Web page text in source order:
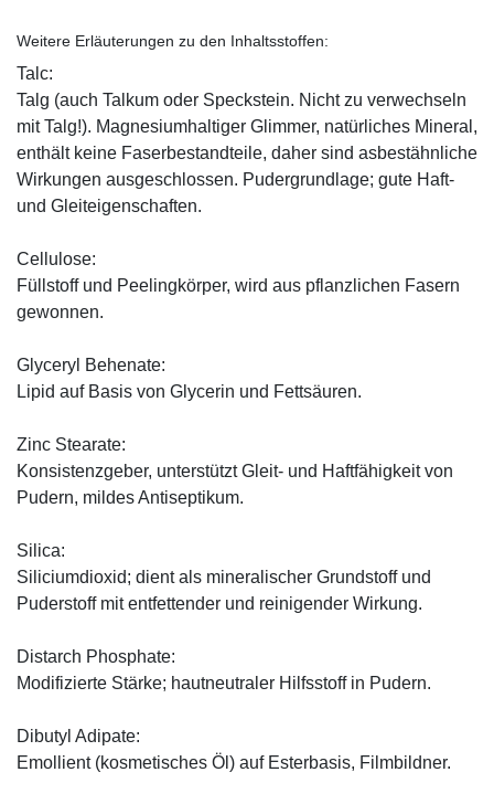
Weitere Erläuterungen zu den Inhaltsstoffen:
Talc:
Talg (auch Talkum oder Speckstein. Nicht zu verwechseln
mit Talg!). Magnesiumhaltiger Glimmer, natürliches Mineral,
enthält keine Faserbestandteile, daher sind asbestähnliche
Wirkungen ausgeschlossen. Pudergrundlage; gute Haft-
und Gleiteigenschaften.
Cellulose:
Füllstoff und Peelingkörper, wird aus pflanzlichen Fasern
gewonnen.
Glyceryl Behenate:
Lipid auf Basis von Glycerin und Fettsäuren.
Zinc Stearate:
Konsistenzgeber, unterstützt Gleit- und Haftfähigkeit von
Pudern, mildes Antiseptikum.
Silica:
Siliciumdioxid; dient als mineralischer Grundstoff und
Puderstoff mit entfettender und reinigender Wirkung.
Distarch Phosphate:
Modifizierte Stärke; hautneutraler Hilfsstoff in Pudern.
Dibutyl Adipate:
Emollient (kosmetisches Öl) auf Esterbasis, Filmbildner.